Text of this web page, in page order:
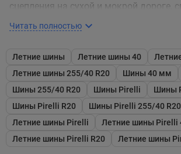
сцепления на сухой и мокрой дороге,
отточенность в управлении,
Беговая часть протектора
смеси на основе диоксида кремния.
вещества в виде мелкой дисперсии и
методы производства обеспечивают
компаунда, что еще больше повышает
Читать полностью
Летние шины Летние шины 40
Летние шины 255/40 R20
Шины 40 мм
Шины 255/40 R20
Шины Pirelli
Шины
Шины Pirelli R20
Шины Pirelli 255/40 R20
Летние шины Pirelli
Летние шины Pirelli
Летние шины Pirelli R20
Летние шины